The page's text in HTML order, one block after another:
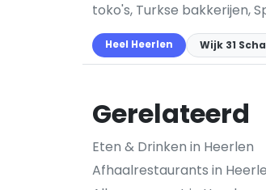
toko's, Turkse bakkerijen,
Heel Heerlen Wijk 31
Gerelateerd
Eten & Drinken in Heerlen
Afhaalrestaurants in